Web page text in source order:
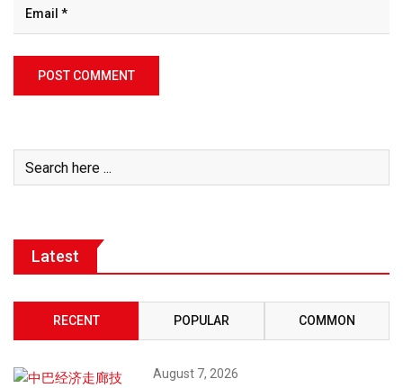
Latest
RECENT POPULAR COMMON
August 7, 2026